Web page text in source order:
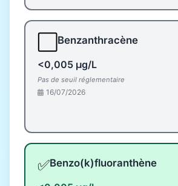
Benzanthracène
<0,005 µg/L
Pas de seuil réglementaire
16/07/2026
✅Benzo(k)fluoranthène